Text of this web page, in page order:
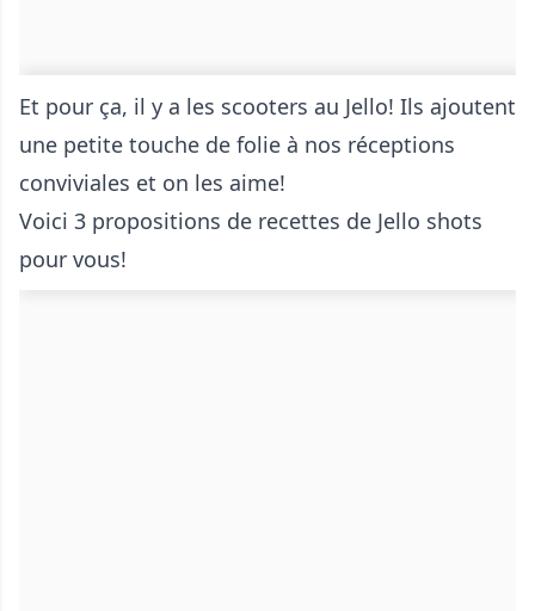
Et pour ça, il y a les scooters au Jello! Ils ajoutent
une petite touche de folie à nos réceptions
conviviales et on les aime!
Voici 3 propositions de recettes de Jello shots
pour vous!